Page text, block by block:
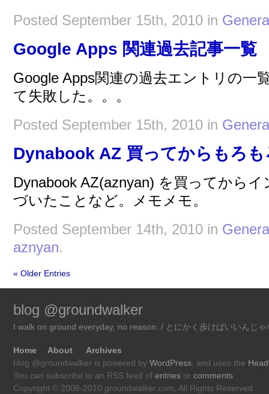
Posted September 15th, 2010 in
Google Apps 関連過去記事一覧
Google Apps関連の過去エントリの一
て失敗した。。。
Posted September 15th, 2010 in
Dynabook AZ 買ってからもろも
Dynabook AZ(aznyan) を買ってから
づいたことなど。メモメモ。
Posted September 14th, 2010 in
aznyan.
« Older Entries
blog @groundwalker
I walk on ground everyday, no reason. / とにかく歩けばいいんじゃ
Home About
Archives
blog @groundwalker is powered by WordPress , and uses the
You can subscribe to an RSS feed of entries or comments
Copyright © 2006-2010 groundwalker.com, All Rights Reserved.